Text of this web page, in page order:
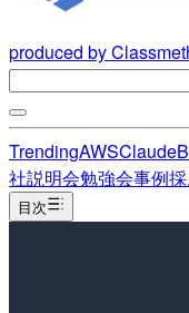
produced by
TrendingAWSClaude
社説明会勉強会事例
目次